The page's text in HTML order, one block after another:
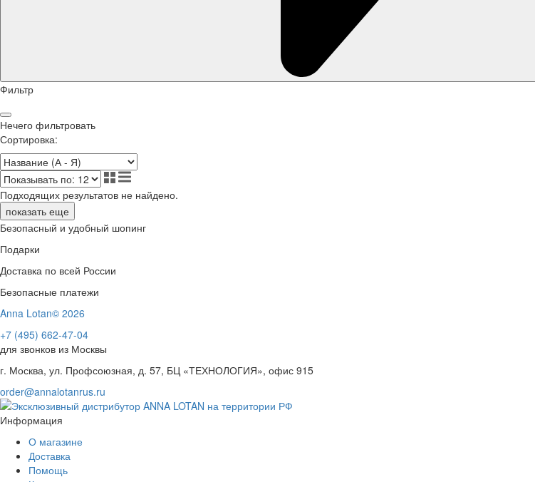
Фильтр
Нечего фильтровать
Сортировка:
Подходящих результатов не найдено.
показать еще
Безопасный и удобный шопинг
Подарки
Доставка по всей России
Безопасные платежи
Anna Lotan© 2026
+7 (495) 662-47-04
для звонков из Москвы
г. Москва, ул. Профсоюзная, д. 57, БЦ «ТЕХНОЛОГИЯ», офис 915
order@annalotanrus.ru
Информация
О магазине
Доставка
Помощь